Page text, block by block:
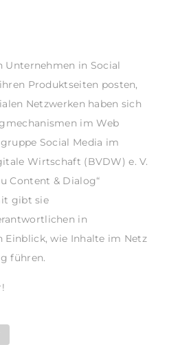
Unternehmen in Social
Produktseiten posten,
Netzwerken haben sich
im Web
Social Media im
Wirtschaft (BVDW) e. V.
Content & Dialog“
gibt sie
in
Einblick, wie Inhalte im Netz
führen.